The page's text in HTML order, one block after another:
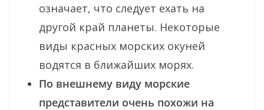
означает, что следует ехать на
другой край планеты. Некоторые
виды красных морских окуней
водятся в ближайших морях.
По внешнему виду морские
представители очень похожи на